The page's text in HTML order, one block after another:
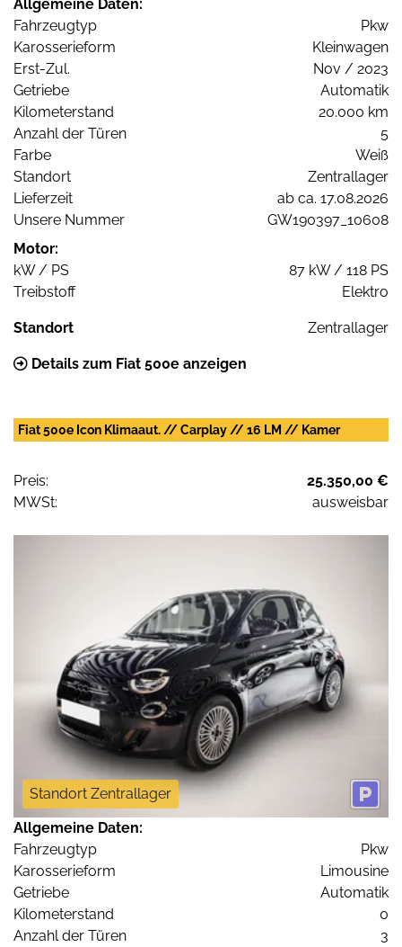
Allgemeine Daten:
Fahrzeugtyp
Pkw
Karosserieform
Kleinwagen
Erst-Zul.
Nov / 2023
Getriebe
Automatik
Kilometerstand
20.000 km
Anzahl der Türen
5
Farbe
Weiß
Standort
Zentrallager
Lieferzeit
ab ca. 17.08.2026
Unsere Nummer
GW190397_10608
Motor:
kW / PS
87 kW / 118 PS
Treibstoff
Elektro
Standort Zentrallager
Details zum Fiat 500e anzeigen
Fiat 500e Icon Klimaaut. // Carplay // 16 LM // Kamer
Preis:
25.350,00 €
MWSt:
ausweisbar
Standort Zentrallager
Allgemeine Daten:
Fahrzeugtyp
Pkw
Karosserieform
Limousine
Getriebe
Automatik
Kilometerstand
0
Anzahl der Türen
3